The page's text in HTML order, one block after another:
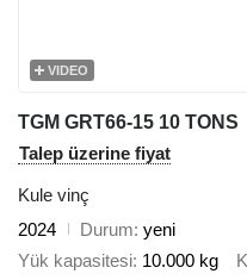
VIDEO
TGM GRT66-15 10 TONS
Talep üzerine fiyat
Kule vinç
2024
Durum yeni
Yük kapasitesi 10.000 kg